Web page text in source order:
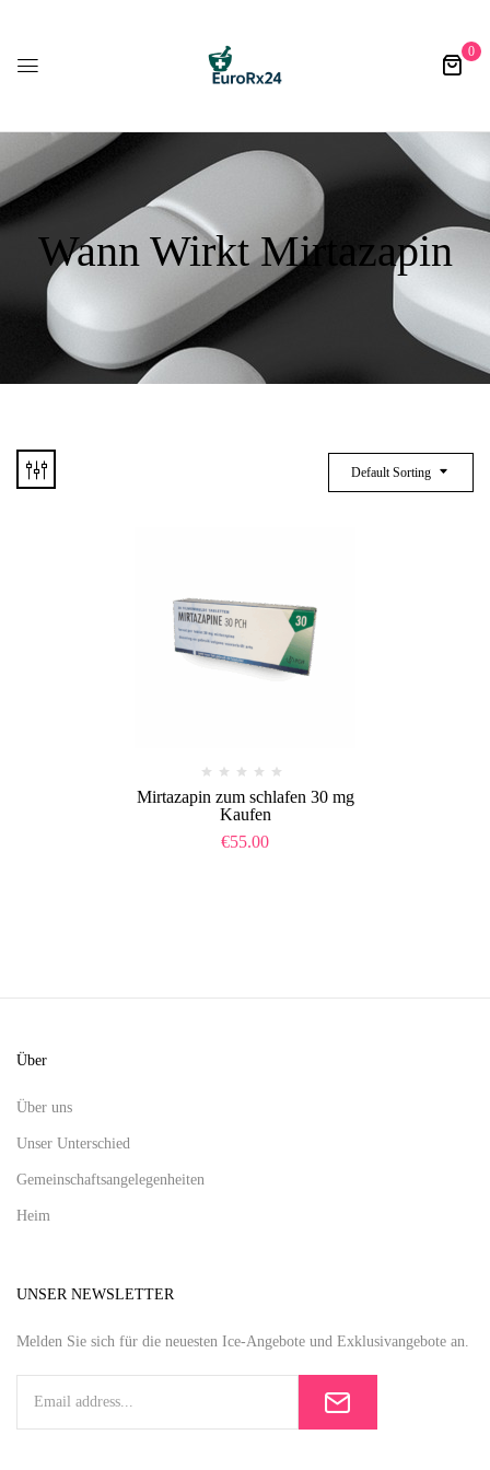
0
Wann Wirkt Mirtazapin
Default Sorting
Mirtazapin zum schlafen 30 mg
Kaufen
€55.00
Über
Über uns
Unser Unterschied
Gemeinschaftsangelegenheiten
Heim
UNSER NEWSLETTER
Melden Sie sich für die neuesten Ice-Angebote und Exklusivangebote an.